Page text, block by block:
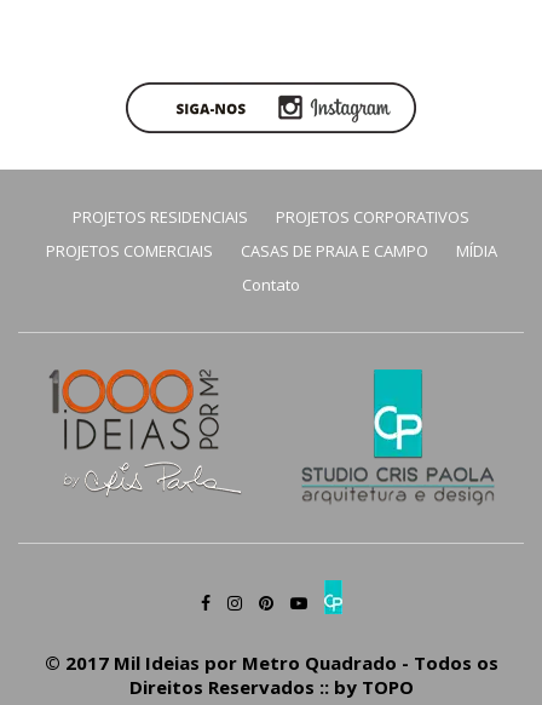
PROJETOS RESIDENCIAIS
PROJETOS CORPORATIVOS
PROJETOS COMERCIAIS
CASAS DE PRAIA E CAMPO
MÍDIA
Contato
© 2017 Mil Ideias por Metro Quadrado - Todos os
Direitos Reservados :: by TOPO